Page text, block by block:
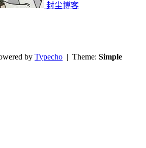
封尘博客
by Typecho | Theme: Simple